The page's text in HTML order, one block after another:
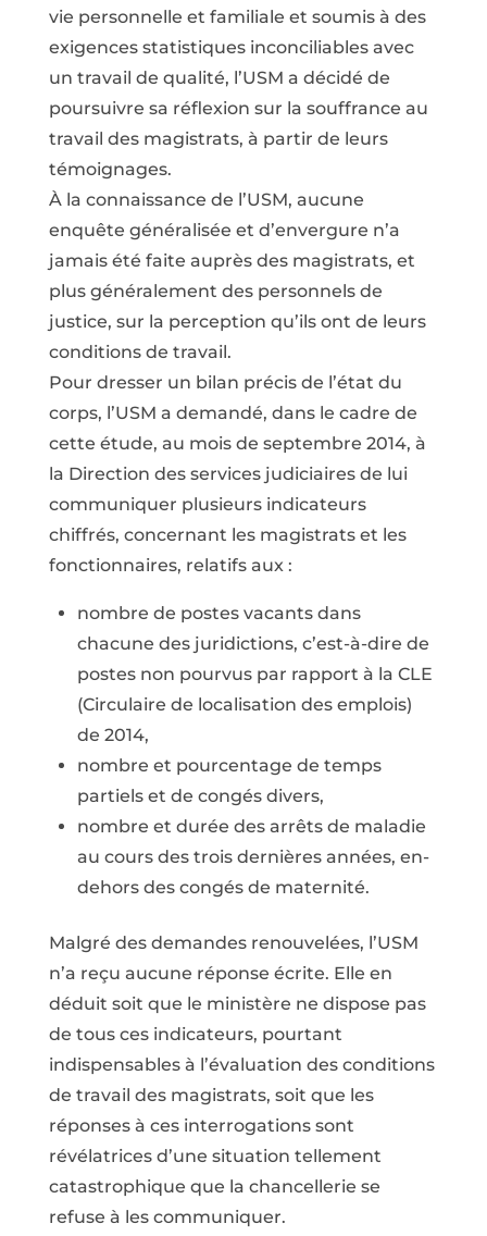
vie personnelle et familiale et soumis à des
exigences statistiques inconciliables avec
un travail de qualité, l’USM a décidé de
poursuivre sa réflexion sur la souffrance au
travail des magistrats, à partir de leurs
témoignages.
À la connaissance de l’USM, aucune
enquête généralisée et d’envergure n’a
jamais été faite auprès des magistrats, et
plus généralement des personnels de
justice, sur la perception qu’ils ont de leurs
conditions de travail.
Pour dresser un bilan précis de l’état du
corps, l’USM a demandé, dans le cadre de
cette étude, au mois de septembre 2014, à
la Direction des services judiciaires de lui
communiquer plusieurs indicateurs
chiffrés, concernant les magistrats et les
fonctionnaires, relatifs aux :
nombre de postes vacants dans
chacune des juridictions, c’est-à-dire de
postes non pourvus par rapport à la CLE
(Circulaire de localisation des emplois)
de 2014,
nombre et pourcentage de temps
partiels et de congés divers,
nombre et durée des arrêts de maladie
au cours des trois dernières années, en-
dehors des congés de maternité.
Malgré des demandes renouvelées, l’USM
n’a reçu aucune réponse écrite. Elle en
déduit soit que le ministère ne dispose pas
de tous ces indicateurs, pourtant
indispensables à l’évaluation des conditions
de travail des magistrats, soit que les
réponses à ces interrogations sont
révélatrices d’une situation tellement
catastrophique que la chancellerie se
refuse à les communiquer.